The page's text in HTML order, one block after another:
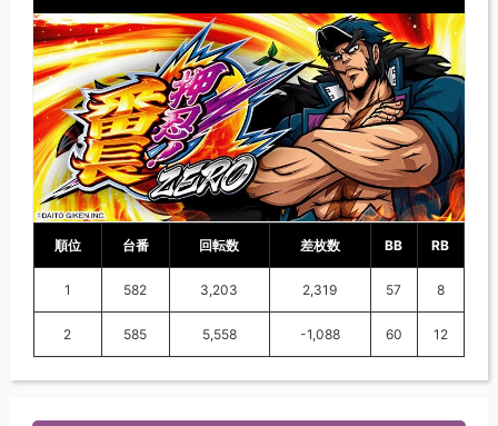
順位 台番 回転数 差枚数 BB RB
1 582 3,203 2,319 57 8
2 585 5,558 -1,088 60 12